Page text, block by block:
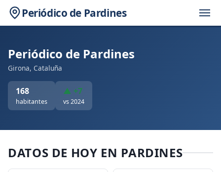
Periódico de Pardines
Periódico de Pardines
Girona, Cataluña
168
habitantes
▲ +7
vs 2024
DATOS DE HOY EN PARDINES